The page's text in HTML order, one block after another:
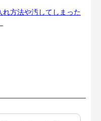
方法や汚してしまった